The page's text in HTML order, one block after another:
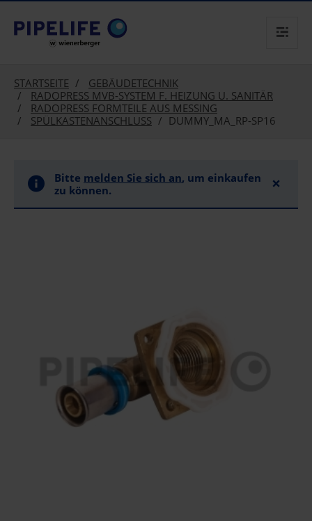
text.skipToContent
text.skipToNavigation
STARTSEITE
GEBÄUDETECHNIK
RADOPRESS MVB-SYSTEM F. HEIZUNG U. SANITÄR
RADOPRESS FORMTEILE AUS MESSING
SPÜLKASTENANSCHLUSS
DUMMY_MA_RP-SP16
Bitte melden Sie sich an, um einkaufen
zu können.
×